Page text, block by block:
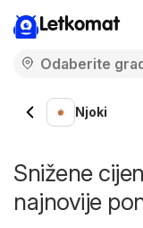
Letkomat
Njoki
Snižene
najnovije